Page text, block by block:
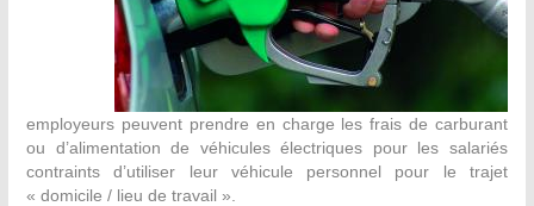
employeurs peuvent prendre en charge les frais de carburant
ou d’alimentation de véhicules électriques pour les salariés
contraints d’utiliser leur véhicule personnel pour le trajet
« domicile / lieu de travail ».